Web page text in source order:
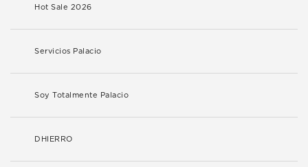
Hot Sale 2026
Servicios Palacio
Soy Totalmente Palacio
DHIERRO